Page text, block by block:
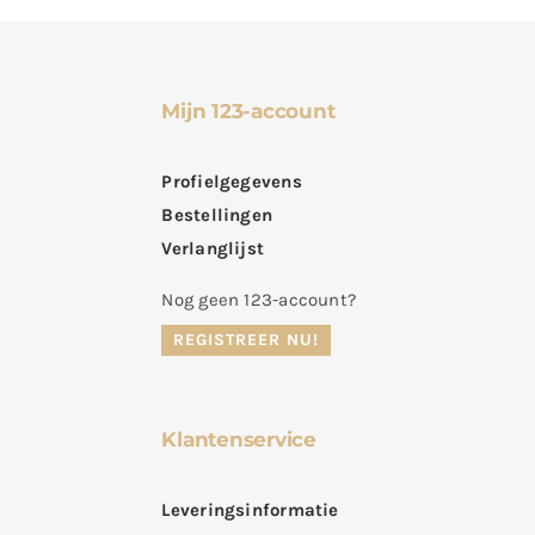
Mijn 123-account
Profielgegevens
Bestellingen
Verlanglijst
Nog geen 123-account?
REGISTREER NU!
Klantenservice
Leveringsinformatie